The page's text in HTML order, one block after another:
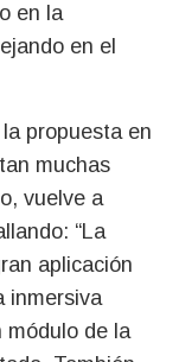
en la
en el
propuesta en
muchas
vuelve a
“La
aplicación
inmersiva
módulo de la